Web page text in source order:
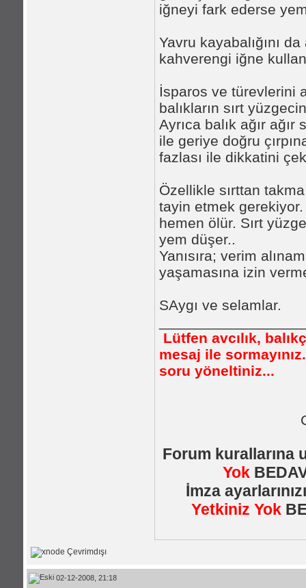
iğneyi fark ederse
Yavru kayabalığını
kahverengi iğne
İsparos ve türevlerini
balıkların sırt
Ayrıca balık ağır
ile geriye doğru
fazlası ile dikkatini
Özellikle sırttan
tayin etmek gerekiyor.
hemen ölür. Sırt
yem düşer..
Yanısıra; verim
yaşamasına izin
SAygı ve selamlar.
Lütfen avcılık,
mesaj ile
soru yöneltiniz...
Forum kurallarına
Yok
İmza
Yetkiniz Yok
02-12-2008, 21:18